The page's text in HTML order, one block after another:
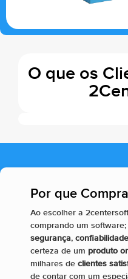
O que os
Por que
Ao escolher a
comprando um
segurança, confiabilidade
certeza de um produto
milhares de clientes
de contar com um